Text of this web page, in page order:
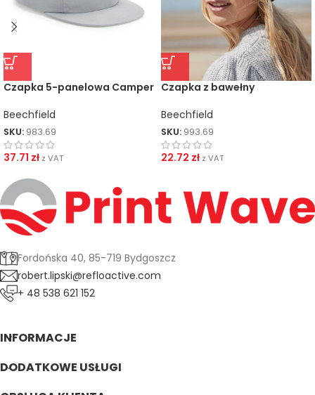
Czapka 5-panelowa Camper
Beechfield
SKU: 983.69
37.71 zł z VAT
Czapka z bawełny
Beechfield
SKU: 993.69
22.72 zł z VAT
Fordońska 40, 85-719 Bydgoszcz
robert.lipski@refloactive.com
+ 48 538 621 152
INFORMACJE
DODATKOWE USŁUGI